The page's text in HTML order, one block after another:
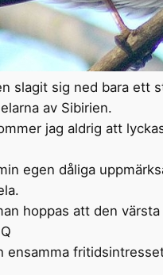
slagit sig ned bara ett
av Sibirien.
jag aldrig att
egen dåliga
hoppas att den
ensamma